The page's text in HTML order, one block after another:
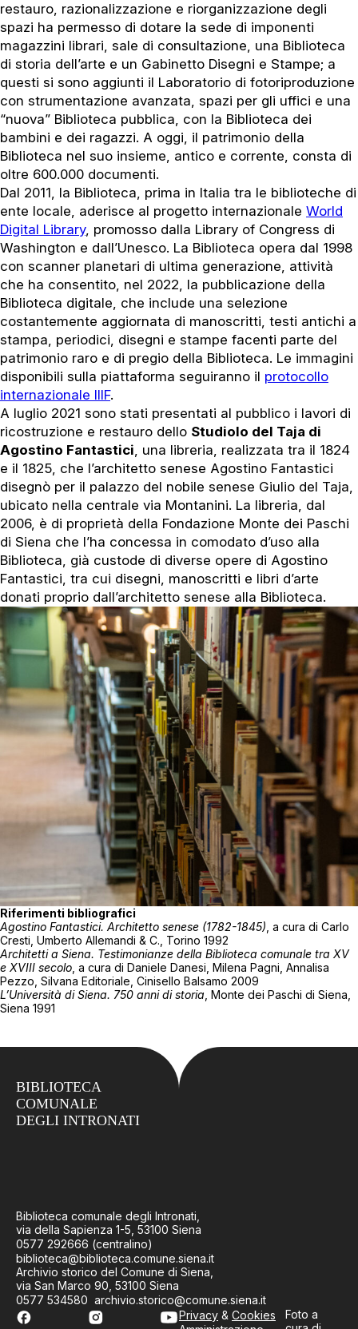
restauro, razionalizzazione e riorganizzazione degli
spazi ha permesso di dotare la sede di imponenti
magazzini librari, sale di consultazione, una Biblioteca
di storia dell’arte e un Gabinetto Disegni e Stampe; a
questi si sono aggiunti il Laboratorio di fotoriproduzione
con strumentazione avanzata, spazi per gli uffici e una
“nuova” Biblioteca pubblica, con la Biblioteca dei
bambini e dei ragazzi. A oggi, il patrimonio della
Biblioteca nel suo insieme, antico e corrente, consta di
oltre 600.000 documenti.
Dal 2011, la Biblioteca, prima in Italia tra le biblioteche di
ente locale, aderisce al progetto internazionale World
Digital Library, promosso dalla Library of Congress di
Washington e dall’Unesco. La Biblioteca opera dal 1998
con scanner planetari di ultima generazione, attività
che ha consentito, nel 2022, la pubblicazione della
Biblioteca digitale, che include una selezione
costantemente aggiornata di manoscritti, testi antichi a
stampa, periodici, disegni e stampe facenti parte del
patrimonio raro e di pregio della Biblioteca. Le immagini
disponibili sulla piattaforma seguiranno il protocollo
internazionale IIIF.
A luglio 2021 sono stati presentati al pubblico i lavori di
ricostruzione e restauro dello Studiolo del Taja di
Agostino Fantastici, una libreria, realizzata tra il 1824
e il 1825, che l’architetto senese Agostino Fantastici
disegnò per il palazzo del nobile senese Giulio del Taja,
ubicato nella centrale via Montanini. La libreria, dal
2006, è di proprietà della Fondazione Monte dei Paschi
di Siena che l’ha concessa in comodato d’uso alla
Biblioteca, già custode di diverse opere di Agostino
Fantastici, tra cui disegni, manoscritti e libri d’arte
donati proprio dall’architetto senese alla Biblioteca.
Riferimenti bibliografici
Agostino Fantastici. Architetto senese (1782-1845) , a cura di Carlo
Cresti, Umberto Allemandi & C., Torino 1992
Architetti a Siena. Testimonianze della Biblioteca comunale tra XV
e XVIII secolo , a cura di Daniele Danesi, Milena Pagni, Annalisa
Pezzo, Silvana Editoriale, Cinisello Balsamo 2009
L’Università di Siena. 750 anni di storia , Monte dei Paschi di Siena,
Siena 1991
BIBLIOTECA
COMUNALE
DEGLI INTRONATI
Biblioteca comunale degli Intronati,
via della Sapienza 1-5, 53100 Siena
0577 292666 (centralino)
biblioteca@biblioteca.comune.siena.it
Archivio storico del Comune di Siena,
via San Marco 90, 53100 Siena
0577 534580 archivio.storico@comune.siena.it
Privacy & Cookies
Foto a